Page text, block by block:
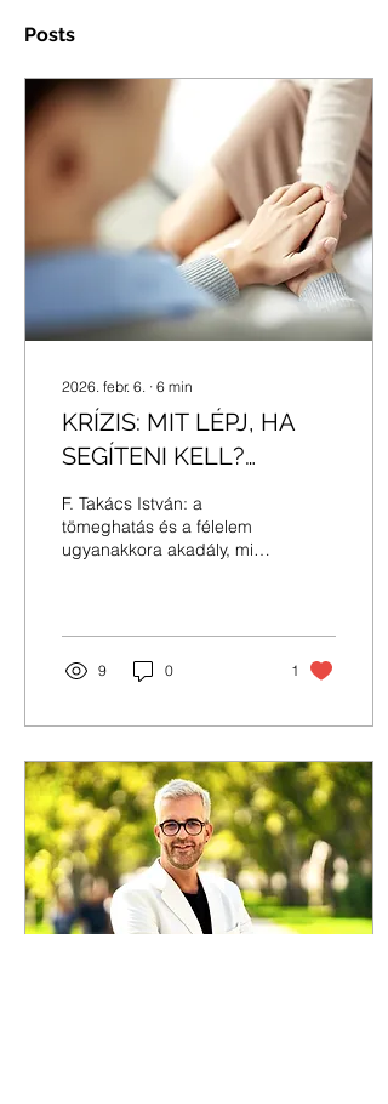
Posts
2026. febr. 6. ∙ 6 min
KRÍZIS: MIT LÉPJ, HA
SEGÍTENI KELL?
[+PODCAST]
F. Takács István: a
tömeghatás és a félelem
ugyanakkora akadály, mint
9 0 1